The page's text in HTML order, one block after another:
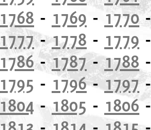
1768 - 1769 - 1770
1777-1778 - 1779
1786-1787-1788
1795 - 1796-1797
1804 - 1805 - 1806